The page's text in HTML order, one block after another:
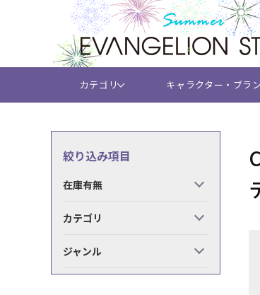
カテゴリ キャラクター・ブラ
絞り込み項目
在庫有無
カテゴリ
ジャンル